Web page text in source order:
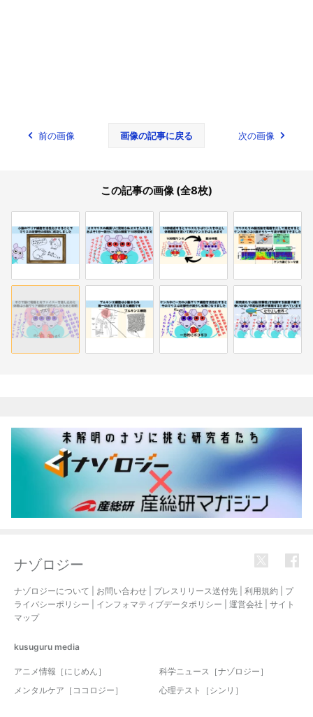
前の画像 画像の記事に戻る 次の画像
この記事の画像 (全8枚)
ナゾロジー
ナゾロジーについて お問い合わせ プレスリリース送付先 利用規約
プ
ライバシーポリシー
インフォマティブデータポリシー 運営会社
サイト
マップ
kusuguru media
アニメ情報［にじめん］
科学ニュース［ナゾロジー］
メンタルケア［ココロジー］
心理テスト［シンリ］